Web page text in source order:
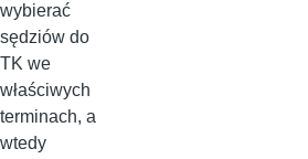
wybierać
sędziów do
TK we
właściwych
terminach, a
wtedy